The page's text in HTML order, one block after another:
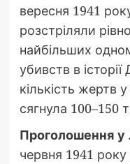
вересня 1941
розстріляли
найбільших
убивств в історії
кількість жертв
сягнула 100–150
Проголошення у
червня 1941